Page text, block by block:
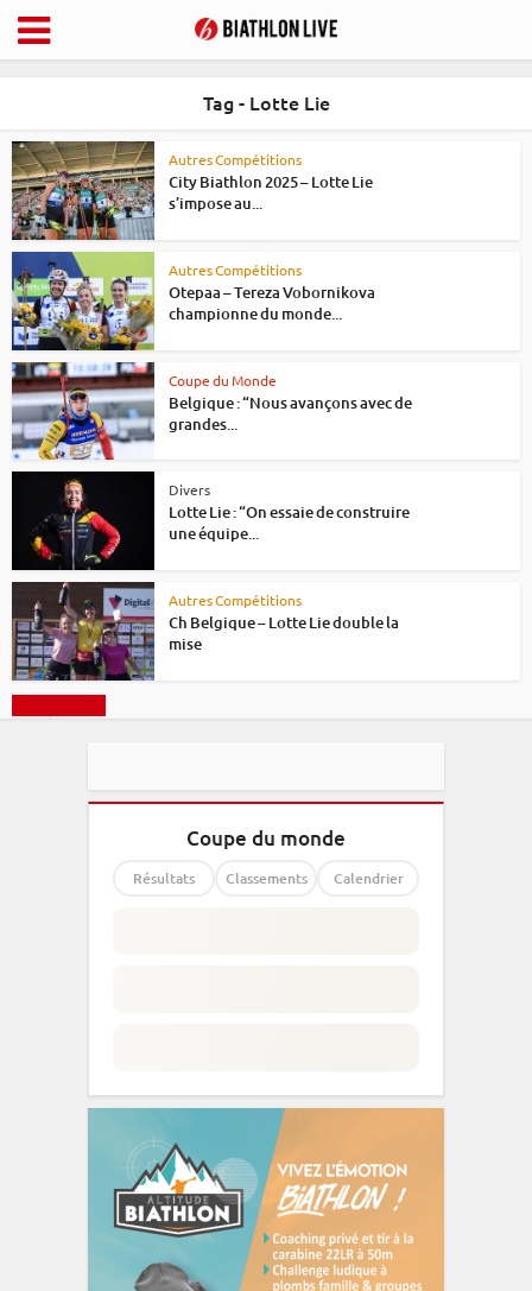
Tag - Lotte Lie
Autres Compétitions
City Biathlon 2025 – Lotte Lie
s’impose au...
Autres Compétitions
Otepaa – Tereza Vobornikova
championne du monde...
Coupe du Monde
Belgique : “Nous avançons avec de
grandes...
Divers
Lotte Lie : “On essaie de construire
une équipe...
Autres Compétitions
Ch Belgique – Lotte Lie double la
mise
Coupe du monde
Résultats Classements Calendrier